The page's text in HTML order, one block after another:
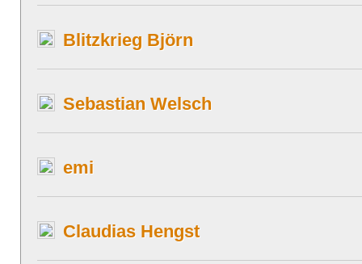
Blitzkrieg Björn
Sebastian Welsch
emi
Claudias Hengst